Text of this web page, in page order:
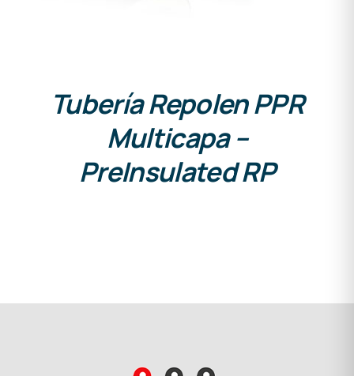
Tubería Repolen PPR
Multicapa –
PreInsulated RP